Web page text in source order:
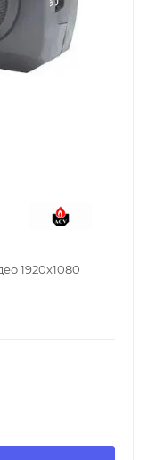
1920x1080